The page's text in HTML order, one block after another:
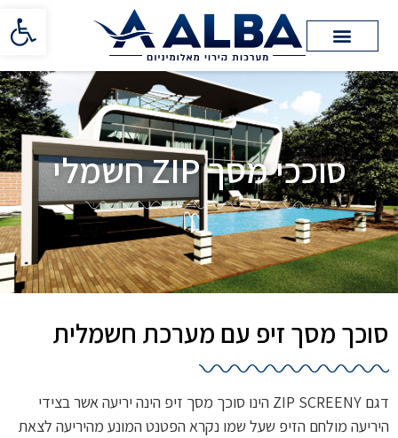
פתח
סוככי מסך ZIP חשמלי
סוכך מסך זיפ עם מערכת חשמלית
דגם ZIP SCREENY הינו סוכך מסך זיפ הינה יריעה אשר בצידי
היריעה מולחם הזיפ שעל שמו נקרא הפטנט המונע מהיריעה לצאת